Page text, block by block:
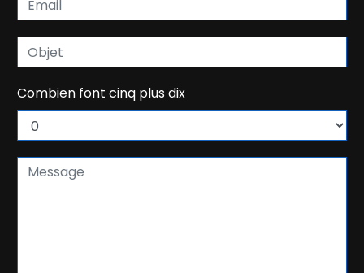
Combien font cinq plus dix